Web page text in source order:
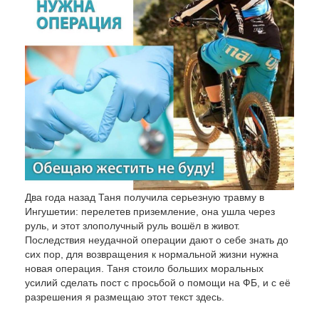
Два года назад Таня получила серьезную травму в
Ингушетии: перелетев приземление, она ушла через
руль, и этот злополучный руль вошёл в живот.
Последствия неудачной операции дают о себе знать до
сих пор, для возвращения к нормальной жизни нужна
новая операция. Таня стоило больших моральных
усилий сделать пост с просьбой о помощи на ФБ, и с её
разрешения я размещаю этот текст здесь.